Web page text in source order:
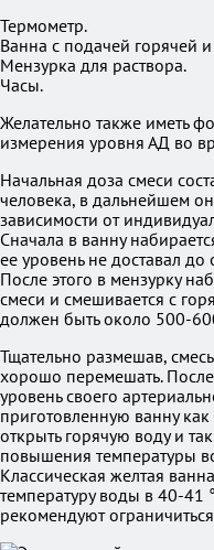
Термометр.
Ванна с подачей горячей
Мензурка для раствора.
Часы.
Желательно также иметь
измерения уровня АД во
Начальная доза смеси
человека, в дальнейшем
зависимости от
Сначала в ванну
ее уровень не доставал
После этого в мензурку
смеси и смешивается с
должен быть около 500-
Тщательно размешав,
хорошо перемешать.
уровень своего
приготовленную ванну
открыть горячую воду и
повышения температуры
Классическая желтая
температуру воды в 40-41
рекомендуют